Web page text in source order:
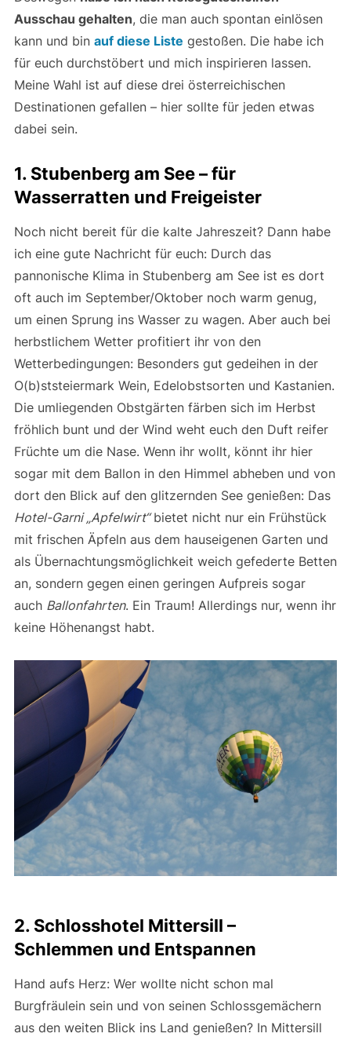
Ausschau gehalten, die man auch spontan einlösen
kann und bin auf diese Liste gestoßen. Die habe ich
für euch durchstöbert und mich inspirieren lassen.
Meine Wahl ist auf diese drei österreichischen
Destinationen gefallen – hier sollte für jeden etwas
dabei sein.
1. Stubenberg am See – für
Wasserratten und Freigeister
Noch nicht bereit für die kalte Jahreszeit? Dann habe
ich eine gute Nachricht für euch: Durch das
pannonische Klima in Stubenberg am See ist es dort
oft auch im September/Oktober noch warm genug,
um einen Sprung ins Wasser zu wagen. Aber auch bei
herbstlichem Wetter profitiert ihr von den
Wetterbedingungen: Besonders gut gedeihen in der
O(b)ststeiermark Wein, Edelobstsorten und Kastanien.
Die umliegenden Obstgärten färben sich im Herbst
fröhlich bunt und der Wind weht euch den Duft reifer
Früchte um die Nase. Wenn ihr wollt, könnt ihr hier
sogar mit dem Ballon in den Himmel abheben und von
dort den Blick auf den glitzernden See genießen: Das
Hotel-Garni „Apfelwirt“bietet nicht nur ein Frühstück
mit frischen Äpfeln aus dem hauseigenen Garten und
als Übernachtungsmöglichkeit weich gefederte Betten
an, sondern gegen einen geringen Aufpreis sogar
auch Ballonfahrten. Ein Traum! Allerdings nur, wenn ihr
keine Höhenangst habt.
2. Schlosshotel Mittersill –
Schlemmen und Entspannen
Hand aufs Herz: Wer wollte nicht schon mal
Burgfräulein sein und von seinen Schlossgemächern
aus den weiten Blick ins Land genießen? In Mittersill